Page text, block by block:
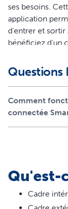
ses besoins.
application
d'entrer et sortir
bénéficiez d'un
horaires, de
porte à
animal pour lui
familles qui
des médailles
aux chats
médaillon ou
vous. La
Questions
Comment
connectée
Qu'est-
Cadre